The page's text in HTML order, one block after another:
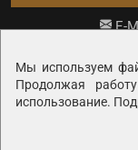
Мы используем
Продолжая
использование.
E-